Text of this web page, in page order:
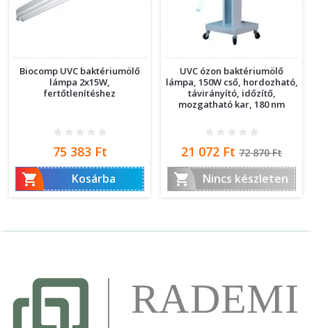
Biocomp UVC baktériumölő
lámpa 2x15W,
fertőtlenítéshez
Ár
75 383 Ft

Kosárba
UVC ózon baktériumölő
lámpa, 150W cső, hordozható,
távirányító, időzítő,
mozgatható kar, 180 nm
Ár
21 072 Ft Normál
ár
72 870 Ft
 Nincs készleten